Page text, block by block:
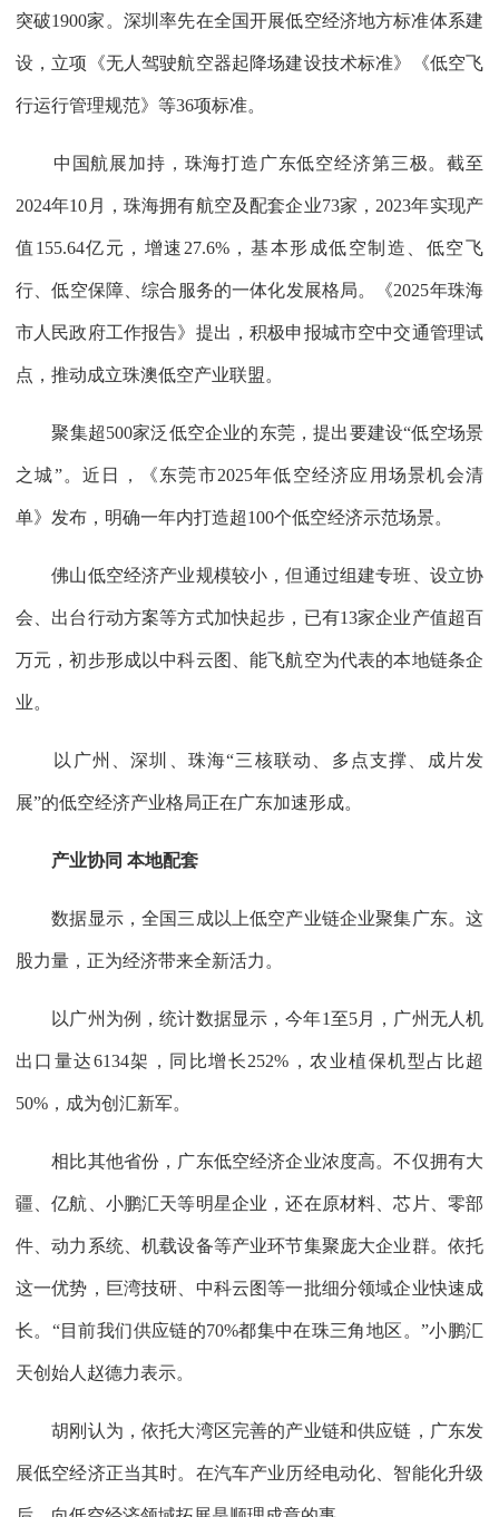
突破1900家。深圳率先在全国开展低空经济地方标准体系建
设，立项《无人驾驶航空器起降场建设技术标准》《低空飞
行运行管理规范》等36项标准。
中国航展加持，珠海打造广东低空经济第三极。截至
2024年10月，珠海拥有航空及配套企业73家，2023年实现产
值155.64亿元，增速27.6%，基本形成低空制造、低空飞
行、低空保障、综合服务的一体化发展格局。《2025年珠海
市人民政府工作报告》提出，积极申报城市空中交通管理试
点，推动成立珠澳低空产业联盟。
聚集超500家泛低空企业的东莞，提出要建设“低空场景
之城”。近日，《东莞市2025年低空经济应用场景机会清
单》发布，明确一年内打造超100个低空经济示范场景。
佛山低空经济产业规模较小，但通过组建专班、设立协
会、出台行动方案等方式加快起步，已有13家企业产值超百
万元，初步形成以中科云图、能飞航空为代表的本地链条企
业。
以广州、深圳、珠海“三核联动、多点支撑、成片发
展”的低空经济产业格局正在广东加速形成。
产业协同 本地配套
数据显示，全国三成以上低空产业链企业聚集广东。这
股力量，正为经济带来全新活力。
以广州为例，统计数据显示，今年1至5月，广州无人机
出口量达6134架，同比增长252%，农业植保机型占比超
50%，成为创汇新军。
相比其他省份，广东低空经济企业浓度高。不仅拥有大
疆、亿航、小鹏汇天等明星企业，还在原材料、芯片、零部
件、动力系统、机载设备等产业环节集聚庞大企业群。依托
这一优势，巨湾技研、中科云图等一批细分领域企业快速成
长。“目前我们供应链的70%都集中在珠三角地区。”小鹏汇
天创始人赵德力表示。
胡刚认为，依托大湾区完善的产业链和供应链，广东发
展低空经济正当其时。在汽车产业历经电动化、智能化升级